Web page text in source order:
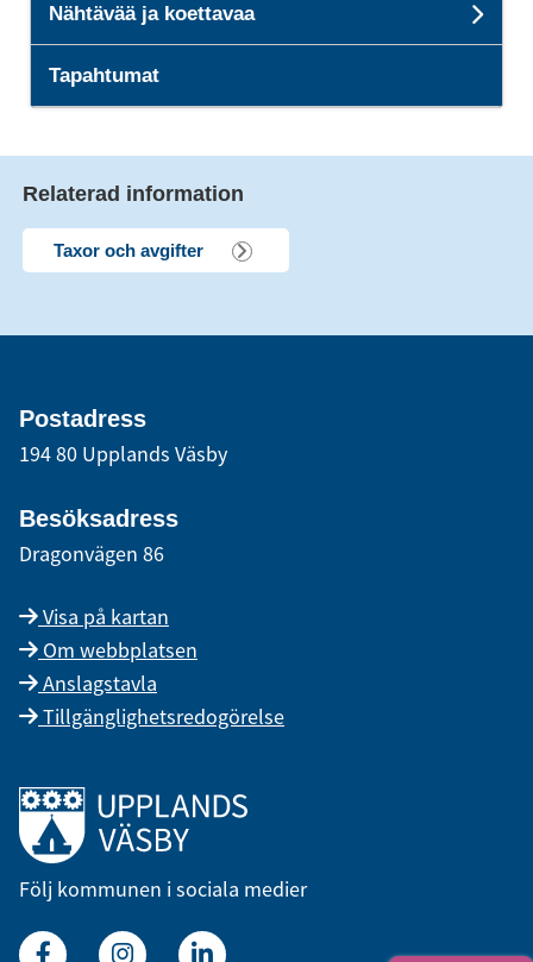
Nähtävää ja koettavaa
Tapahtumat
Relaterad information
Taxor och avgifter
Postadress
194 80 Upplands Väsby
Besöksadress
Dragonvägen 86
Visa på kartan
Om webbplatsen
Anslagstavla
Tillgänglighetsredogörelse
Länk till startsidan
Följ kommunen i sociala medier